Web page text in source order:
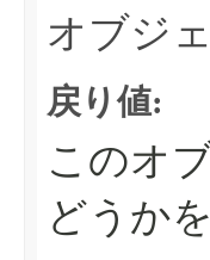
オブジ
戻り値:
このオ
どうか